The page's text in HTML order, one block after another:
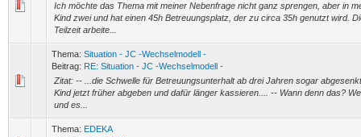
Ich möchte das Thema mit meiner Nebenfrage nicht ganz sprengen, aber in
Kind zwei und hat einen 45h Betreuungsplatz, der zu circa 35h genutzt wird.
Teilzeit arbeite...
Thema: Situation - JC -Wechselmodell -
Beitrag: RE: Situation - JC -Wechselmodell -
Zitat: -- ...die Schwelle für Betreuungsunterhalt ab drei Jahren sogar
Kind jetzt früher abgeben und dafür länger kassieren.... -- Wann denn das?
und es...
Thema: EDEKA